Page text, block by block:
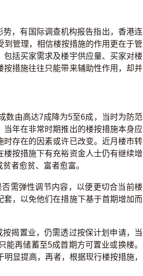
，有国际调查机构报告指出，香港连
管理，相信楼按措施的作用更在于管
括买家需求及楼宇供应量、买家对楼
措施往往只能带来辅助性作用，却并
数由高达7成降为5至6成，当时为防范
年在非常时期推出的楼按措施本身应
存在的因素或许已改变。近月楼市转
按措施下有充裕资金人士仍有继续增
者愈贫、富者愈富。
需弹性调节内容，以便更切合当前楼
，以免他们在措施下基于首期增加而
揭置业，仍需透过按保计划申请，当
再储蓄至5成首期方可置业或换楼。
显提高，再者，根据现行楼按措施，